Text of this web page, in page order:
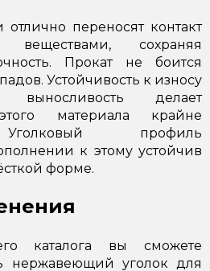
переносят контакт
сохраняя
Прокат не боится
Устойчивость к износу
выносливость делает
материала крайне
профиль
к этому устойчив
форме.
каталога вы сможете
нержавеющий уголок для